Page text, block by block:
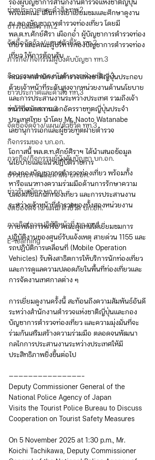
ข่าวประกาศและคำสั่ง ทท.2
ข่าวรับสมัคร ทท.2
จัดซื้อจัดจ้าง/แผน/ตัวชี้วัด ทท.2
ภารกิจ/กิจกรรมผู้บังคับบัญชา ทท.3
กิจกรรมของกองบังคับการท่องเที่ยว 3
ข่าวประกาศและคำสั่ง ทท.3
ข่าวรับสมัคร ทท.3
จัดซื้อจัดจ้าง/แผน/ตัวชี้วัด ทท.3
กิจกรรมของ บก.อก.
ภารกิจ/กิจกรรมผู้บังคับบัญชา บก.อก.
ข่าวประกาศและคำสั่ง บก.อก.
ข่าวรับสมัคร บก.อก.
จัดซื้อจัดจ้าง/แผน/ตัวชี้วัด บก.อก.
ภารกิจ/การปฏิบัติหน้าที่ บก.ทท.1
E-learning
รองผู้บัญชาการสำนักงานตำรวจแห่งชาติญี่ปุ่น
พร้อมคณะ เดินทางเข้าเยี่ยมชมและศึกษาดูงาน
ณ กองบัญชาการตำรวจท่องเที่ยว โดยมี
พล.ต.ท.ศักย์ศิรา เผือกอ่ำ ผู้บัญชาการตำรวจท่อง
เที่ยว และคณะผู้บริหารกองบัญชาการตำรวจท่อง
เที่ยว ให้การต้อนรับ
คณะจากสำนักงานตำรวจแห่งชาติญี่ปุ่นประกอบ
ด้วยเจ้าหน้าที่ระดับสูงจากหน่วยงานด้านนโยบาย
และการประสานงานระหว่างประเทศ รวมถึงเจ้า
หน้าที่จากสถานเอกอัครราชทูตญี่ปุ่นประจำ
ประเทศไทย นำโดย Mr. Naoto Watanabe
เลขานุการเอกและผู้ช่วยทูตฝ่ายตำรวจ
โอกาสนี้ พล.ต.ท.ศักย์ศิราฯ ได้นำเสนอข้อมูล
นโยบายและแนวปฏิบัติราชการ
ของกองบัญชาการตำรวจท่องเที่ยว พร้อมทั้ง
หารือแนวทางความร่วมมือด้านการรักษาความ
ปลอดภัยแก่นักท่องเที่ยว และการประสานงาน
ระหว่างเจ้าหน้าที่ตำรวจของทั้งสองหน่วยงาน
ภายหลังการหารือ คณะผู้แทนได้เยี่ยมชมการ
ปฏิบัติงานของศูนย์รับแจ้งเหตุ สายด่วน 1155 และ
รถปฏิบัติการเคลื่อนที่ (Mobile Operation
Vehicles) รับฟังสาธิตการให้บริการนักท่องเที่ยว
และการดูแลความปลอดภัยในพื้นที่ท่องเที่ยวและ
การจัดงานเทศกาลต่าง ๆ
การเยี่ยมดูงานครั้งนี้ สะท้อนถึงความสัมพันธ์อันดี
ระหว่างสำนักงานตำรวจแห่งชาติญี่ปุ่นและกอง
บัญชาการตำรวจท่องเที่ยว และความมุ่งมั่นที่จะ
ร่วมกันเสริมสร้างความร่วมมือ ตลอดจนพัฒนา
กลไกการประสานงานระหว่างประเทศให้มี
ประสิทธิภาพยิ่งขึ้นต่อไป
———————————————-
Deputy Commissioner General of the
National Police Agency of Japan
Visits the Tourist Police Bureau to Discuss
Cooperation on Tourist Safety Measures
On 5 November 2025 at 1:30 p.m., Mr.
Koichi Tachikawa, Deputy Commissioner